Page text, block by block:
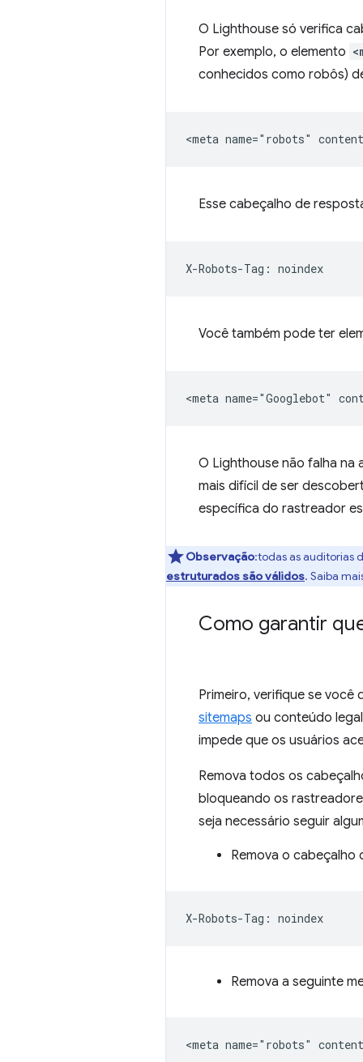
O Lighthouse só verifica
Por exemplo, o elemento
conhecidos como robôs)
Esse cabeçalho de
Você também pode ter
O Lighthouse não falha na
mais difícil de ser
específica do rastreador
Observação:todas as auditorias
estruturados são válidos. Saiba
Como garantir
Primeiro, verifique se você
sitemaps ou conteúdo
impede que os usuários
Remova todos os
bloqueando os
seja necessário seguir
Remova o cabeçalho
Remova a seguinte